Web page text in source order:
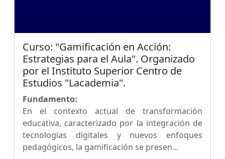
Curso: "Gamificación en Acción:
Estrategias para el Aula". Organizado
por el Instituto Superior Centro de
Estudios "Lacademia".
Fundamento:
En el contexto actual de transformación
educativa, caracterizado por la integración de
tecnologías digitales y nuevos enfoques
pedagógicos, la gamificación se presen...